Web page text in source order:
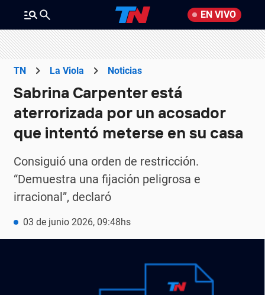
EN VIVO
TN La Viola Noticias
Sabrina Carpenter está
aterrorizada por un acosador
que intentó meterse en su casa
Consiguió una orden de restricción.
“Demuestra una fijación peligrosa e
irracional”, declaró
03 de junio 2026, 09:48hs